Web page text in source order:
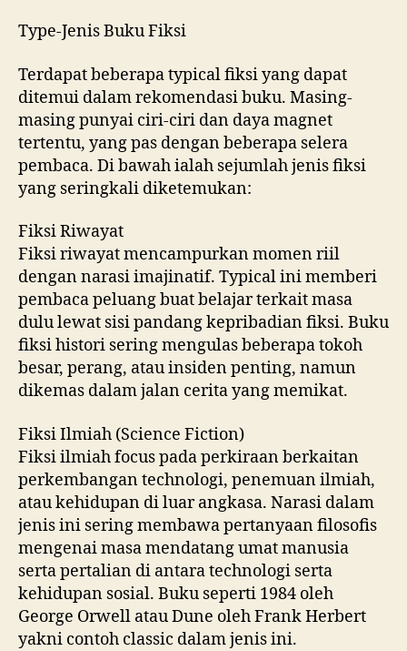
Type-Jenis Buku Fiksi
Terdapat beberapa typical fiksi yang dapat
ditemui dalam rekomendasi buku. Masing-
masing punyai ciri-ciri dan daya magnet
tertentu, yang pas dengan beberapa selera
pembaca. Di bawah ialah sejumlah jenis fiksi
yang seringkali diketemukan:
Fiksi Riwayat
Fiksi riwayat mencampurkan momen riil
dengan narasi imajinatif. Typical ini memberi
pembaca peluang buat belajar terkait masa
dulu lewat sisi pandang kepribadian fiksi. Buku
fiksi histori sering mengulas beberapa tokoh
besar, perang, atau insiden penting, namun
dikemas dalam jalan cerita yang memikat.
Fiksi Ilmiah (Science Fiction)
Fiksi ilmiah focus pada perkiraan berkaitan
perkembangan technologi, penemuan ilmiah,
atau kehidupan di luar angkasa. Narasi dalam
jenis ini sering membawa pertanyaan filosofis
mengenai masa mendatang umat manusia
serta pertalian di antara technologi serta
kehidupan sosial. Buku seperti 1984 oleh
George Orwell atau Dune oleh Frank Herbert
yakni contoh classic dalam jenis ini.